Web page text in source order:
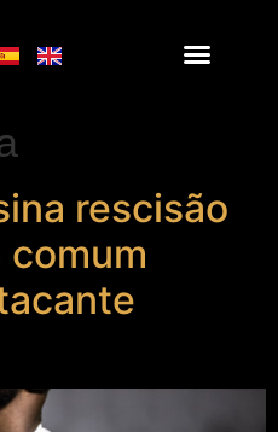
rescisão